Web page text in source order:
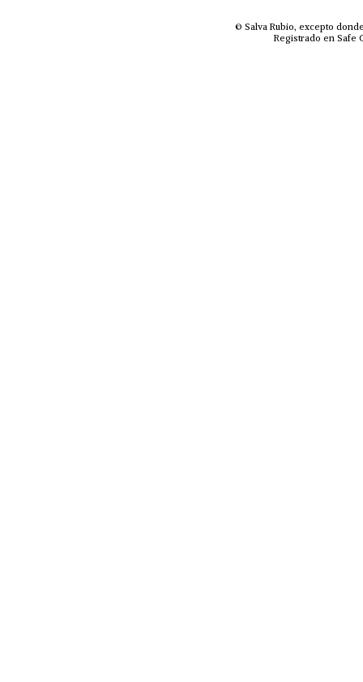
© Salva Rubio, excepto
Registrado en Safe